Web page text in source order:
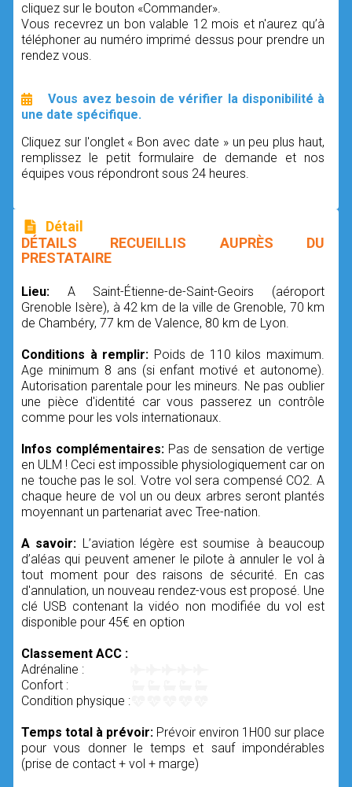
cliquez sur le bouton «Commander».
Vous recevrez un bon valable 12 mois et n'aurez qu’à
téléphoner au numéro imprimé dessus pour prendre un
rendez vous.
Vous avez besoin de vérifier la disponibilité à
une date spécifique.
Cliquez sur l'onglet « Bon avec date » un peu plus haut,
remplissez le petit formulaire de demande et nos
équipes vous répondront sous 24 heures.
Détail
DÉTAILS RECUEILLIS AUPRÈS DU
PRESTATAIRE
Lieu: A Saint-Étienne-de-Saint-Geoirs (aéroport
Grenoble Isère), à 42 km de la ville de Grenoble, 70 km
de Chambéry, 77 km de Valence, 80 km de Lyon.
Conditions à remplir: Poids de 110 kilos maximum.
Age minimum 8 ans (si enfant motivé et autonome).
Autorisation parentale pour les mineurs. Ne pas oublier
une pièce d'identité car vous passerez un contrôle
comme pour les vols internationaux.
Infos complémentaires: Pas de sensation de vertige
en ULM ! Ceci est impossible physiologiquement car on
ne touche pas le sol. Votre vol sera compensé CO2. A
chaque heure de vol un ou deux arbres seront plantés
moyennant un partenariat avec Tree-nation.
A savoir: L’aviation légère est soumise à beaucoup
d’aléas qui peuvent amener le pilote à annuler le vol à
tout moment pour des raisons de sécurité. En cas
d'annulation, un nouveau rendez-vous est proposé. Une
clé USB contenant la vidéo non modifiée du vol est
disponible pour 45€ en option
Classement ACC :
Adrénaline :
Confort :
Condition physique :
Temps total à prévoir: Prévoir environ 1H00 sur place
pour vous donner le temps et sauf impondérables
(prise de contact + vol + marge)